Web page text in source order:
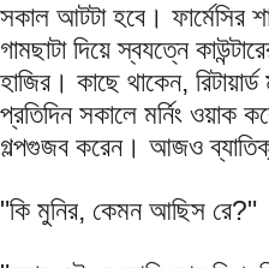
সকাল আটটা হবে। ফার্মেসির
গামছাটা দিয়ে স্বযত্নে
হাজির। কাছে থাকেন,
প্রতিদিন সকালে মর্নিং ওয়াক
গল্পগুজব করেন। আজও
"কি মুনির, কেমন আছিস রে?"